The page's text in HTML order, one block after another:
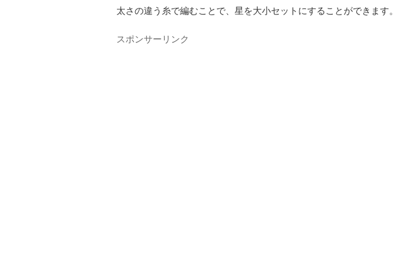
太さの違う糸で編むことで、星を大小セットにすることができます。
スポンサーリンク